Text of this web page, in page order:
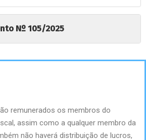
Nº 105/2025
remunerados os membros do
assim como a qualquer membro da
não haverá distribuição de lucros,